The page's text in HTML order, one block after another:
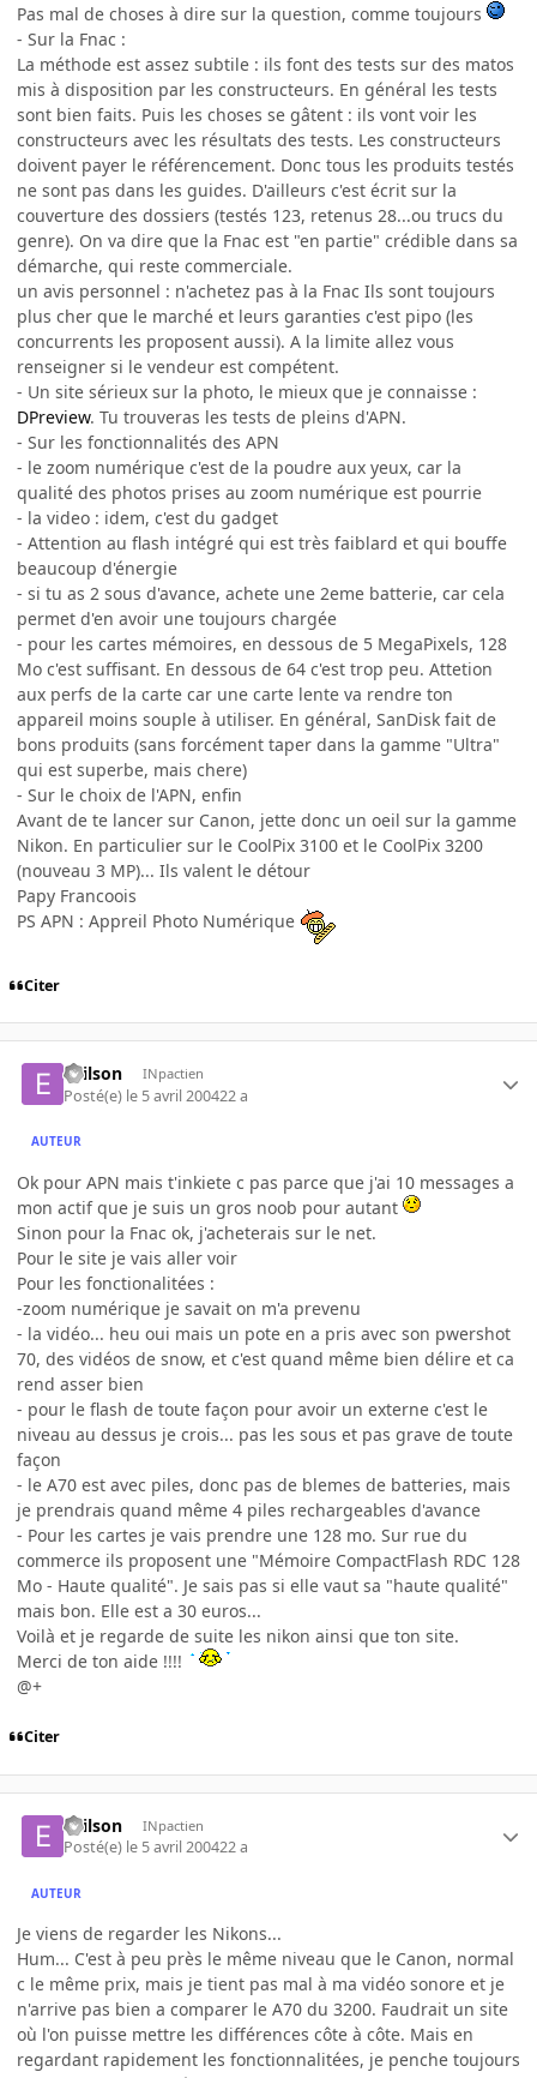
Pas mal de choses à dire sur la question, comme toujours
- Sur la Fnac :
La méthode est assez subtile : ils font des tests sur des matos
mis à disposition par les constructeurs. En général les tests
sont bien faits. Puis les choses se gâtent : ils vont voir les
constructeurs avec les résultats des tests. Les constructeurs
doivent payer le référencement. Donc tous les produits testés
ne sont pas dans les guides. D'ailleurs c'est écrit sur la
couverture des dossiers (testés 123, retenus 28...ou trucs du
genre). On va dire que la Fnac est "en partie" crédible dans sa
démarche, qui reste commerciale.
un avis personnel : n'achetez pas à la Fnac Ils sont toujours
plus cher que le marché et leurs garanties c'est pipo (les
concurrents les proposent aussi). A la limite allez vous
renseigner si le vendeur est compétent.
- Un site sérieux sur la photo, le mieux que je connaisse :
DPreview. Tu trouveras les tests de pleins d'APN.
- Sur les fonctionnalités des APN
- le zoom numérique c'est de la poudre aux yeux, car la
qualité des photos prises au zoom numérique est pourrie
- la video : idem, c'est du gadget
- Attention au flash intégré qui est très faiblard et qui bouffe
beaucoup d'énergie
- si tu as 2 sous d'avance, achete une 2eme batterie, car cela
permet d'en avoir une toujours chargée
- pour les cartes mémoires, en dessous de 5 MegaPixels, 128
Mo c'est suffisant. En dessous de 64 c'est trop peu. Attetion
aux perfs de la carte car une carte lente va rendre ton
appareil moins souple à utiliser. En général, SanDisk fait de
bons produits (sans forcément taper dans la gamme "Ultra"
qui est superbe, mais chere)
- Sur le choix de l'APN, enfin
Avant de te lancer sur Canon, jette donc un oeil sur la gamme
Nikon. En particulier sur le CoolPix 3100 et le CoolPix 3200
(nouveau 3 MP)... Ils valent le détour
Papy Francoois
PS APN : Appreil Photo Numérique
Citer
evilson INpactien
Posté(e) le 5 avril 200422 a
AUTEUR
Ok pour APN mais t'inkiete c pas parce que j'ai 10 messages a
mon actif que je suis un gros noob pour autant
Sinon pour la Fnac ok, j'acheterais sur le net.
Pour le site je vais aller voir
Pour les fonctionalitées :
-zoom numérique je savait on m'a prevenu
- la vidéo... heu oui mais un pote en a pris avec son pwershot
70, des vidéos de snow, et c'est quand même bien délire et ca
rend asser bien
- pour le flash de toute façon pour avoir un externe c'est le
niveau au dessus je crois... pas les sous et pas grave de toute
façon
- le A70 est avec piles, donc pas de blemes de batteries, mais
je prendrais quand même 4 piles rechargeables d'avance
- Pour les cartes je vais prendre une 128 mo. Sur rue du
commerce ils proposent une "Mémoire CompactFlash RDC 128
Mo - Haute qualité". Je sais pas si elle vaut sa "haute qualité"
mais bon. Elle est a 30 euros...
Voilà et je regarde de suite les nikon ainsi que ton site.
Merci de ton aide !!!!
@+
Citer
evilson INpactien
Posté(e) le 5 avril 200422 a
AUTEUR
Je viens de regarder les Nikons...
Hum... C'est à peu près le même niveau que le Canon, normal
c le même prix, mais je tient pas mal à ma vidéo sonore et je
n'arrive pas bien a comparer le A70 du 3200. Faudrait un site
où l'on puisse mettre les différences côte à côte. Mais en
regardant rapidement les fonctionnalitées, je penche toujours